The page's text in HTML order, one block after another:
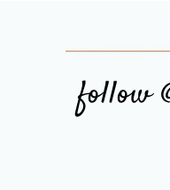
follow